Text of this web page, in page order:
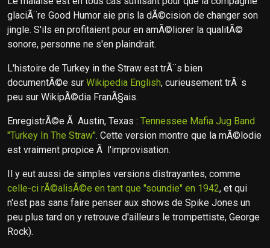
glaciÃ¨re Good Humor aie pris la dÃ©cision de changer son
jingle. S'ils en profitaient pour en amÃ©liorer la qualitÃ©
sonore, personne ne s'en plaindrait.
L'histoire de Turkey in the Straw est trÃ¨s bien
documentÃ©e sur Wikipedia English, curieusement trÃ¨s
peu sur WikipÃ©dia FranÃ§ais.
EnregistrÃ©e Ã Austin, Texas : Tennessee Mafia Jug Band
"Turkey In The Straw". Cette version montre que la mÃ©lodie
est vraiment propice Ã l'improvisation.
Il y eut aussi de simples versions distrayantes, comme
celle-ci rÃ©alisÃ©e en tant que "soundie" en 1942, et qui
n'est pas sans faire penser aux shows de Spike Jones un
peu plus tard on y retrouve d'ailleurs le trompettiste, George
Rock).